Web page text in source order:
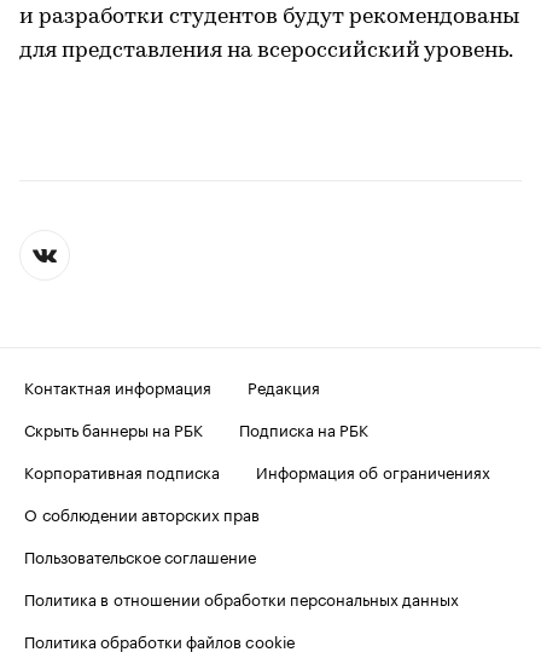
и разработки студентов будут рекомендованы
для представления на всероссийский уровень.
Контактная информация
Редакция
Скрыть баннеры на РБК
Подписка на РБК
Корпоративная подписка
Информация об ограничениях
О соблюдении авторских прав
Пользовательское соглашение
Политика в отношении обработки персональных данных
Политика обработки файлов cookie